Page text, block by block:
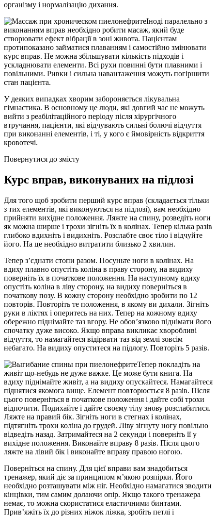
організму і нормалізацію дихання.
Іноді паралельно з
виконанням вправ необхідно робити масаж, який буде
створювати ефект вібрації в зоні живота. Пацієнтам
протипоказано займатися плаванням і самостійно змінювати
курс вправ. Не можна збільшувати кількість підходів і
ускладнювати елементи. Всі рухи повинні бути плавними і
повільними. Ривки і сильна навантаження можуть погіршити
стан пацієнта.
У деяких випадках хворим забороняється лікувальна
гімнастика. В основному це люди, які довгий час не можуть
вийти з реабілітаційного періоду після хірургічного
втручання, пацієнти, які відчувають сильні болючі відчуття
при виконанні елементів, і ті, у кого є ймовірність відкриття
кровотечі.
Повернутися до змісту
Курс вправ, виконуваних на підлозі
Для того щоб зробити перший курс вправ (складається тільки
з тих елементів, які виконуються на підлозі), вам необхідно
прийняти вихідне положення. Ляжте на спину, розведіть ноги
як можна ширше і трохи зігніть їх в колінах. Тепер кілька разів
глибоко вдихніть і видихніть. Розслабте своє тіло і відчуйте
його. На це необхідно витратити близько 2 хвилин.
Тепер з’єднати стопи разом. Посуньте ноги в колінах. На
вдиху плавно опустіть коліна в праву сторону, на видиху
поверніть їх в початкове положення. На наступному вдиху
опустіть коліна в ліву сторону, на видиху поверніться в
початкову позу. В кожну сторону необхідно зробити по 12
повторів. Повторіть те положення, в якому ви дихали. Зігніть
руки в ліктях і оперитесь на них. Тепер на кожному вдиху
обережно піднімайте таз вгору. Не обов’язково піднімати його
спочатку дуже високо. Якщо вправа викликає хворобливі
відчуття, то намагайтеся відірвати таз від землі зовсім
небагато. На видиху опуститеся на підлогу. Повторіть 5 разів.
Тепер покладіть на
живіт що-небудь не дуже важке. Це може бути книга. На
вдиху піднімайте живіт, а на видиху опускайтеся. Намагайтеся
піднятися якомога вище. Елемент повторюється 8 разів. Після
цього поверніться в початкове положення і дайте собі трохи
відпочити. Подихайте і дайте своєму тілу знову розслабитися.
Ляжте на правий бік. Зігніть ноги в стегнах і колінах,
підтягніть трохи коліна до грудей. Ліву зігнуту ногу повільно
відведіть назад. Затримайтеся на 2 секунди і поверніть її у
вихідне положення. Виконайте вправу 8 разів. Після цього
ляжте на лівий бік і виконайте вправу правою ногою.
Поверніться на спину. Для цієї вправи вам знадобиться
тренажер, який діє за принципом м’якою розпірки. Його
необхідно розташувати між ніг. Необхідно намагатися зводити
кінцівки, тим самим долаючи опір. Якщо такого тренажера
немає, то можна скористатися еластичними бинтами.
Прив’яжіть їх до різних ніжок ліжка, зробіть петлі і